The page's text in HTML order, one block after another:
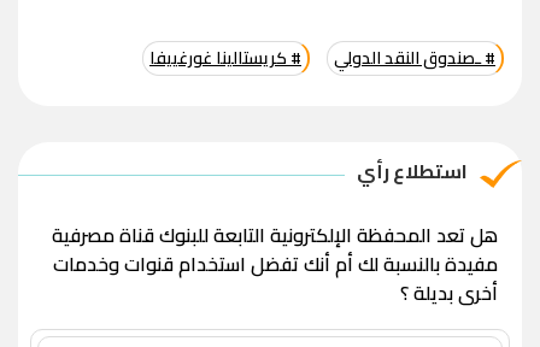
# ـصندوق النقد الدولي # كريستالينا غورغييفا
استطلاع رأي
هل تعد المحفظة الإلكترونية التابعة للبنوك قناة مصرفية
مفيدة بالنسبة لك أم أنك تفضل استخدام قنوات وخدمات
أخرى بديلة ؟